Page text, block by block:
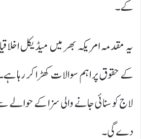
کے۔
یہ مقدمہ امریکہ بھر میں میڈیکل
کے حقوق پر اہم سوالات کھڑا کر
لاج کو سنائی جانے والی سزا کے حوالے
دے گی۔